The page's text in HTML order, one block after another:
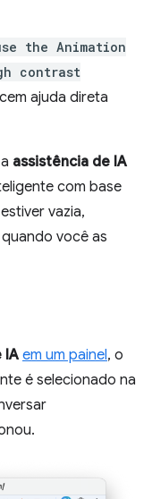
the Animation
contrast
ajuda direta
assistência de IA
com base
vazia,
você as
IA em um painel, o
é selecionado na